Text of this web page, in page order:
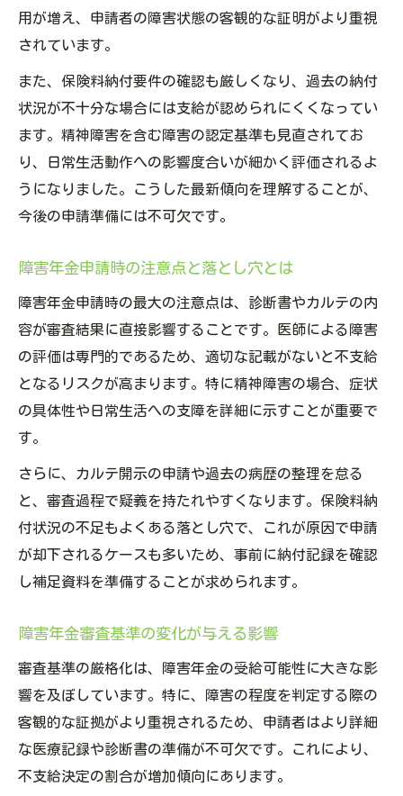
不支給率上昇が意味する障害年金の課題
障害年金審査厳格化による影響を解説
障害年金落ちた2ch体験談から見える失敗
障害年金もらえる確率変化の要因分析
精神疾患と障害年金もらえる確率の変化とは
精神疾患で障害年金もらえる確率の今
障害年金不支給増加が精神疾患に影響する
理由
障害年金の精神分野で見逃せない注意点
カルテ開示費用と障害年金申請準備の最適化策
障害年金のカルテ開示費用を抑える工夫
障害年金申請で重視すべきカルテ取得の意
障害年金カルテ開示の必要性とその理由
障害年金申請準備に有効な費用対策とは
障害年金カルテ開示知恵袋活用の実際例
障害年金の審査が厳しくなる背景と今後の展望
障害年金審査が厳格化する主な理由とは
障害年金審査動向と最新データの読み方
障害年金の厳格化対応に必要な心構え
用が増え、申請者の障害状態の客観的な証明がより重視
されています。
また、保険料納付要件の確認も厳しくなり、過去の納付
状況が不十分な場合には支給が認められにくくなってい
ます。精神障害を含む障害の認定基準も見直されてお
り、日常生活動作への影響度合いが細かく評価されるよ
うになりました。こうした最新傾向を理解することが、
今後の申請準備には不可欠です。
障害年金申請時の注意点と落とし穴とは
障害年金申請時の最大の注意点は、診断書やカルテの内
容が審査結果に直接影響することです。医師による障害
の評価は専門的であるため、適切な記載がないと不支給
となるリスクが高まります。特に精神障害の場合、症状
の具体性や日常生活への支障を詳細に示すことが重要で
す。
さらに、カルテ開示の申請や過去の病歴の整理を怠る
と、審査過程で疑義を持たれやすくなります。保険料納
付状況の不足もよくある落とし穴で、これが原因で申請
が却下されるケースも多いため、事前に納付記録を確認
し補足資料を準備することが求められます。
障害年金審査基準の変化が与える影響
審査基準の厳格化は、障害年金の受給可能性に大きな影
響を及ぼしています。特に、障害の程度を判定する際の
客観的な証拠がより重視されるため、申請者はより詳細
な医療記録や診断書の準備が不可欠です。これにより、
不支給決定の割合が増加傾向にあります。